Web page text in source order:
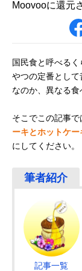
Moovooに還元
国民食と呼べる
やつの定番とし
なのか、異なる食
そこでこの記事で
ーキとホットケー
にしてください。
記事一覧